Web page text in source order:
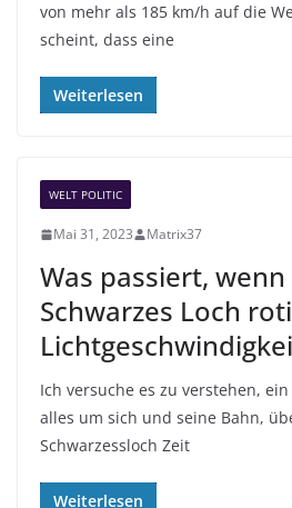
von mehr als 185 km/h auf die
scheint, dass eine
Weiterlesen
WELT POLITIC
Mai 31, 2023 Matrix37
Was passiert, wenn
Schwarzes Loch
Ich versuche es zu verstehen,
alles um sich und seine Bahn,
Schwarzessloch Zeit
Weiterlesen